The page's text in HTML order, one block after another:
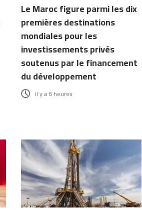
Le Maroc figure parmi les dix
premières destinations
mondiales pour les
investissements privés
soutenus par le financement
du développement
il y a 6 heures